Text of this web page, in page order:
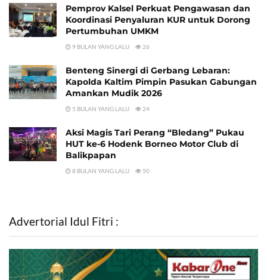
Pemprov Kalsel Perkuat Pengawasan dan
Koordinasi Penyaluran KUR untuk Dorong
Pertumbuhan UMKM
9 BULAN YANG LALU 26
Benteng Sinergi di Gerbang Lebaran:
Kapolda Kaltim Pimpin Pasukan Gabungan
Amankan Mudik 2026
5 BULAN YANG LALU 24
Aksi Magis Tari Perang “Bledang” Pukau
HUT ke-6 Hodenk Borneo Motor Club di
Balikpapan
8 BULAN YANG LALU 50
Advertorial Idul Fitri :